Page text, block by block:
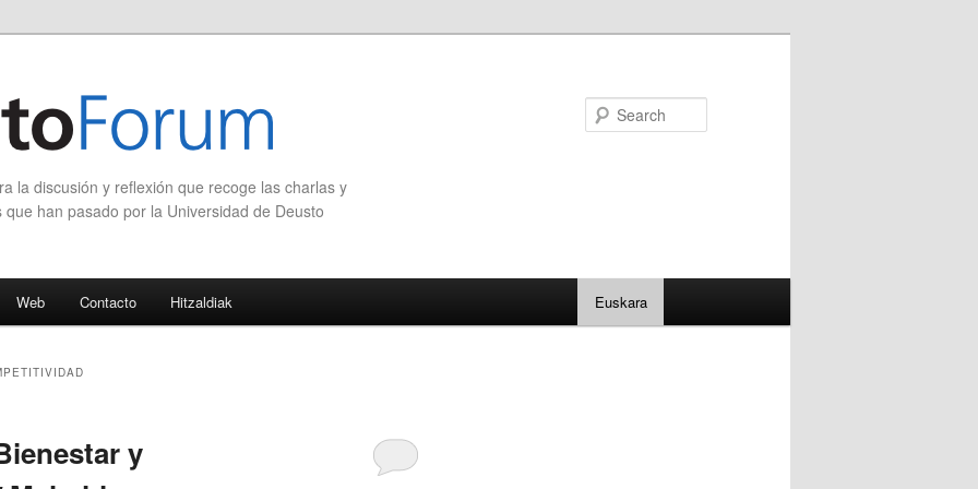
la discusión y reflexión que recoge las charlas y
han pasado por la Universidad de Deusto
Web Contacto Hitzaldiak Euskara
y